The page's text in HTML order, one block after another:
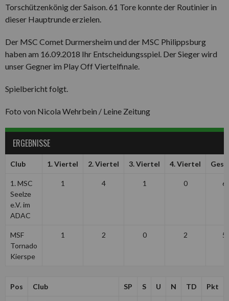
Torschützenkönig der Saison. 61 Tore konnte der Routinier in
dieser Hauptrunde erzielen.
Der MSC Comet Durmersheim und der MSC Philippsburg
haben am 16.09.2018 Ihr Entscheidungsspiel. Der Sieger wird
unser Gegner im Play Off Viertelfinale.
Spielbericht folgt.
Foto von Nicola Wehrbein / Leine Zeitung
ERGEBNISSE
Club 1. Viertel 2. Viertel 3. Viertel 4. Viertel
1. MSC
Seelze
e.V. im
ADAC
1 4 1 0 6
MSF
Tornado
Kierspe
1 2 0 2 5
Pos Club SP S U N TD Pkt